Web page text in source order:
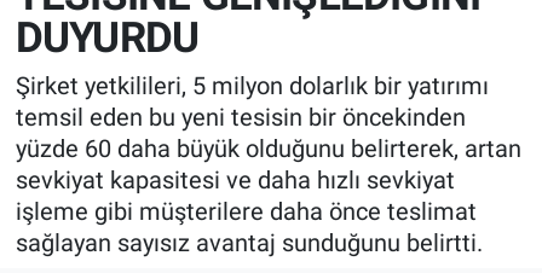
DUYURDU
Şirket yetkilileri, 5 milyon dolarlık bir yatırımı
temsil eden bu yeni tesisin bir öncekinden
yüzde 60 daha büyük olduğunu belirterek, artan
sevkiyat kapasitesi ve daha hızlı sevkiyat
işleme gibi müşterilere daha önce teslimat
sağlayan sayısız avantaj sunduğunu belirtti.
HaberOrtak
Enerjisini Üreten Fabrikalar
Endüstri 4.0 Uygulamaları
Ağır Sanayi Çözümleri